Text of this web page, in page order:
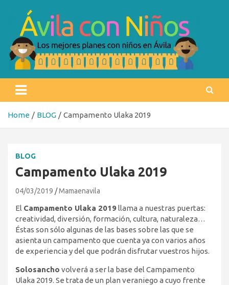
content
Ávila con niños
Home BLOG Campamento Ulaka 2019
BLOG
Campamento Ulaka 2019
04/03/2019 Mamaenavila
El Campamento Ulaka 2019llama a nuestras puertas:
creatividad, diversión, formación, cultura, naturaleza…
Éstas son sólo algunas de las bases sobre las que se
asienta un campamento que cuenta ya con varios años
de experiencia y del que podrán disfrutar vuestros hijos.
Solosancho volverá a ser la base del Campamento
Ulaka 2019. Se trata de un plan veraniego a cuyo frente